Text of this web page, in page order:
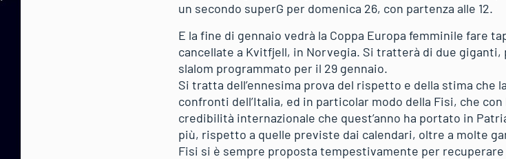
un secondo superG per domenica 26, con partenza alle 12.
E la fine di gennaio vedrà la Coppa Europa femminile fare
cancellate a Kvitfjell, in Norvegia. Si tratterà di due giganti,
slalom programmato per il 29 gennaio.
Si tratta dell’ennesima prova del rispetto e della stima che
confronti dell’Italia, ed in particolar modo della Fisi, che
credibilità internazionale che quest’anno ha portato in
più, rispetto a quelle previste dai calendari, oltre a molte
Fisi si è sempre proposta tempestivamente per